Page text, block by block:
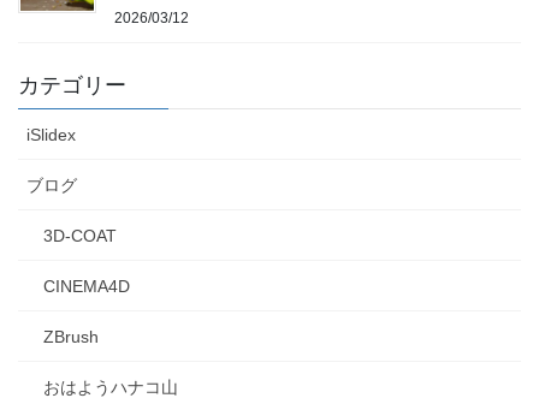
2026/03/12
カテゴリー
iSlidex
ブログ
3D-COAT
CINEMA4D
ZBrush
おはようハナコ山